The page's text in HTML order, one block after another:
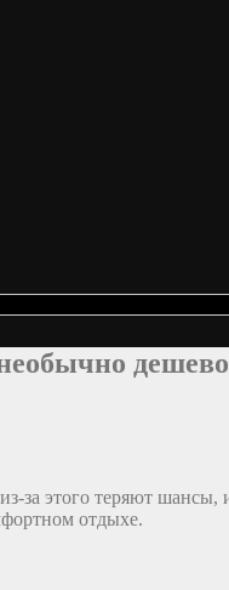
дешево
за этого теряют шансы,
отдыхе.